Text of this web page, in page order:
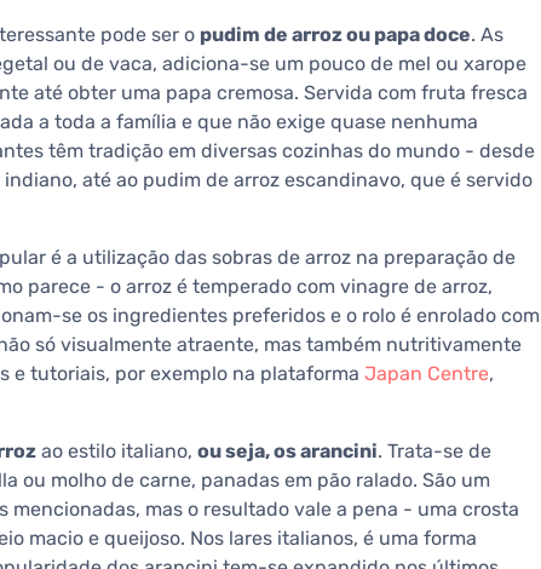
pode ser o pudim de arroz ou papa doce. As
ou de vaca, adiciona-se um pouco de mel ou xarope
até obter uma papa cremosa. Servida com fruta fresca
a toda a família e que não exige quase nenhuma
têm tradição em diversas cozinhas do mundo - desde
até ao pudim de arroz escandinavo, que é servido
é a utilização das sobras de arroz na preparação de
parece - o arroz é temperado com vinagre de arroz,
se os ingredientes preferidos e o rolo é enrolado com
só visualmente atraente, mas também nutritivamente
e tutoriais, por exemplo na plataforma Japan Centre,
ao estilo italiano, ou seja, os arancini. Trata-se de
ou molho de carne, panadas em pão ralado. São um
mas o resultado vale a pena - uma crosta
macio e queijoso. Nos lares italianos, é uma forma